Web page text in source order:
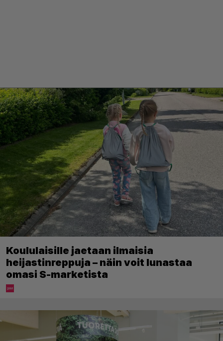
Koululaisille jaetaan ilmaisia
heijastinreppuja – näin voit lunastaa
omasi S-marketista